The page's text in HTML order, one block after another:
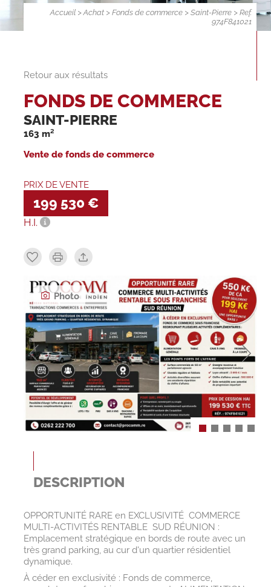
Accueil >Achat >Fonds de commerce >Saint-Pierre > Ref.
974F841021
Retour aux résultats
Photo
DESCRIPTION
OPPORTUNITÉ RARE en EXCLUSIVITÉ  COMMERCE
MULTI-ACTIVITÉS RENTABLE  SUD RÉUNION :
Emplacement stratégique en bords de route avec un
très grand parking, au cur d'un quartier résidentiel
dynamique.
À céder en exclusivité : Fonds de commerce,
FONDS DE COMMERCE
SAINT-PIERRE
163 m²
Vente de fonds de commerce
PRIX DE VENTE
199 530 €
H.I.